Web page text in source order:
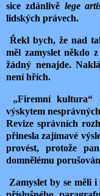
sice zdánlivě lege
lidských právech.
Řekl bych, že nad
měl zamyslet někdo
žádný nenajde.
není hřích.
„Firemní kultura“
výskytem
Revize správních
přinesla zajímavé
provést, protože
domnělému
Zamyslet by se měli